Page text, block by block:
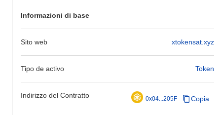
Informazioni di base
Sito web xtokensat.xyz
Tipo de activo Token
Indirizzo del Contratto 0x04...205F Copia